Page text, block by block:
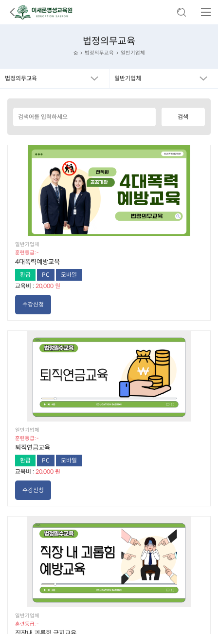
법정의무교육
법정의무교육 일반기업체
법정의무교육 일반기업체
일반기업체
훈련등급: -
4대폭력예방교육
환급 PC
모바일
교육비 : 20,000 원
수강신청
일반기업체
훈련등급: -
퇴직연금교육
환급 PC
모바일
교육비 : 20,000 원
수강신청
일반기업체
훈련등급: -